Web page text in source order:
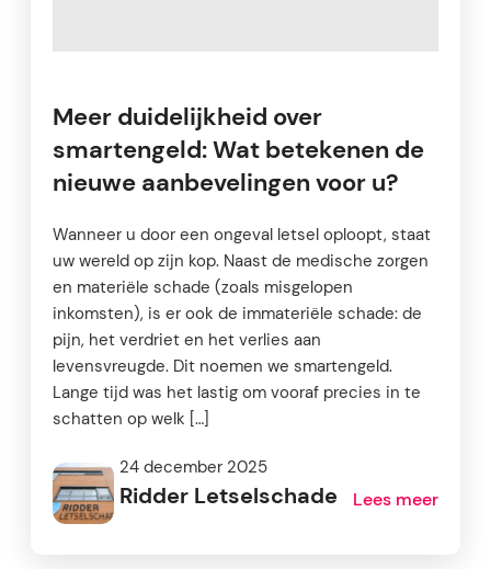
Meer duidelijkheid over
smartengeld: Wat betekenen de
nieuwe aanbevelingen voor u?
Wanneer u door een ongeval letsel oploopt, staat
uw wereld op zijn kop. Naast de medische zorgen
en materiële schade (zoals misgelopen
inkomsten), is er ook de immateriële schade: de
pijn, het verdriet en het verlies aan
levensvreugde. Dit noemen we smartengeld.
Lange tijd was het lastig om vooraf precies in te
schatten op welk […]
24 december 2025
Ridder Letselschade Lees meer